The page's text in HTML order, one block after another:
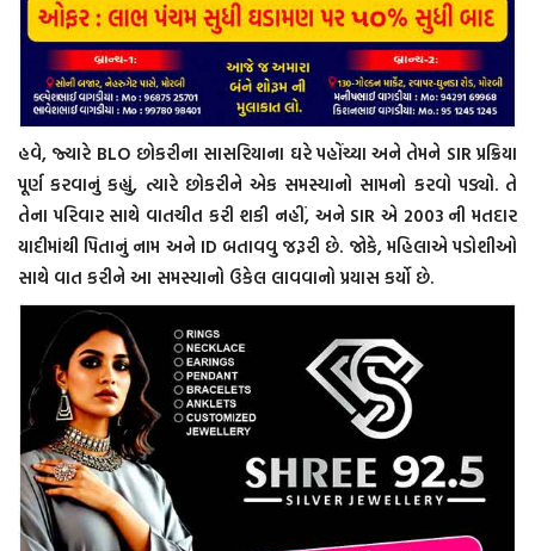
હવે, જ્યારે BLO છોકરીના સાસરિયાના ઘરે પહોંચ્યા અને તેમને SIR પ્રક્રિયા
પૂર્ણ કરવાનું કહ્યું, ત્યારે છોકરીને એક સમસ્યાનો સામનો કરવો પડ્યો. તે
તેના પરિવાર સાથે વાતચીત કરી શકી નહીં, અને SIR એ 2003 ની મતદાર
યાદીમાંથી પિતાનું નામ અને ID બતાવવુ જરૂરી છે. જોકે, મહિલાએ પડોશીઓ
સાથે વાત કરીને આ સમસ્યાનો ઉકેલ લાવવાનો પ્રયાસ કર્યો છે.